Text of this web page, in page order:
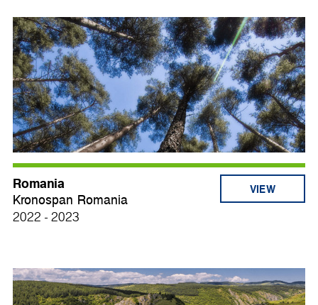
Romania
Kronospan Romania
2022 - 2023
VIEW